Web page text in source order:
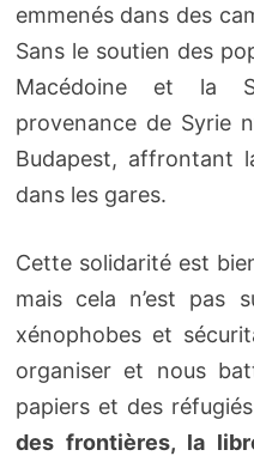
emmenés dans des
Sans le soutien des
Macédoine et la
provenance de Syrie
Budapest, affrontant
dans les gares.
Cette solidarité est
mais cela n’est pas
xénophobes et
organiser et nous
papiers et des
des frontières, la